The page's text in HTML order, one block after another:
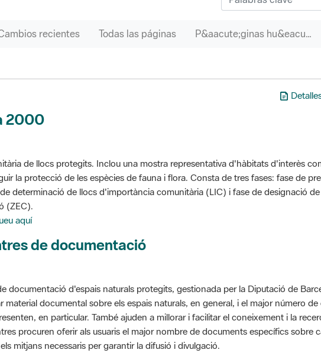
recientes Todas las páginas P&aacute;ginas hu&eacute;rfanas
2000
de llocs protegits. Inclou una mostra representativa d'hàbitats d'interès
la protecció de les espècies de fauna i flora. Consta de tres fases: fase de
determinació de llocs d'importància comunitària (LIC) i fase de designació
(ZEC).
aquí
de documentació
documentació d'espais naturals protegits, gestionada per la Diputació de
material documental sobre els espais naturals, en general, i el major número
en particular. També ajuden a millorar i facilitar el coneixement i la
procuren oferir als usuaris el major nombre de documents específics sobre
mitjans necessaris per garantir la difusió i divulgació.